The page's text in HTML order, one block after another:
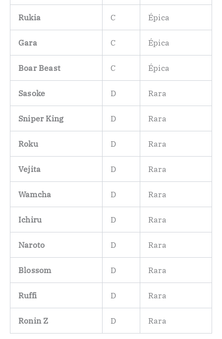
Rukia C Épica
Gara C Épica
Boar Beast C Épica
Sasoke D Rara
Sniper King D Rara
Roku D Rara
Vejita D Rara
Wamcha D Rara
Ichiru D Rara
Naroto D Rara
Blossom D Rara
Ruffi D Rara
Ronin Z D Rara